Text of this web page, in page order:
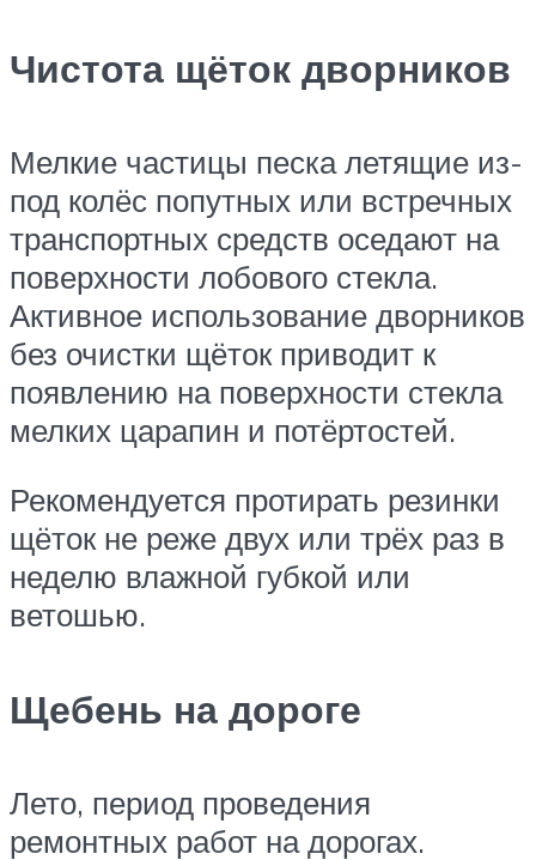
Чистота щёток дворников
Мелкие частицы песка летящие из-
под колёс попутных или встречных
транспортных средств оседают на
поверхности лобового стекла.
Активное использование дворников
без очистки щёток приводит к
появлению на поверхности стекла
мелких царапин и потёртостей.
Рекомендуется протирать резинки
щёток не реже двух или трёх раз в
неделю влажной губкой или
ветошью.
Щебень на дороге
Лето, период проведения
ремонтных работ на дорогах.